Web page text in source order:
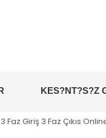
KES?NT?S?Z
3 Faz Giriş 3 Faz Çıkıs